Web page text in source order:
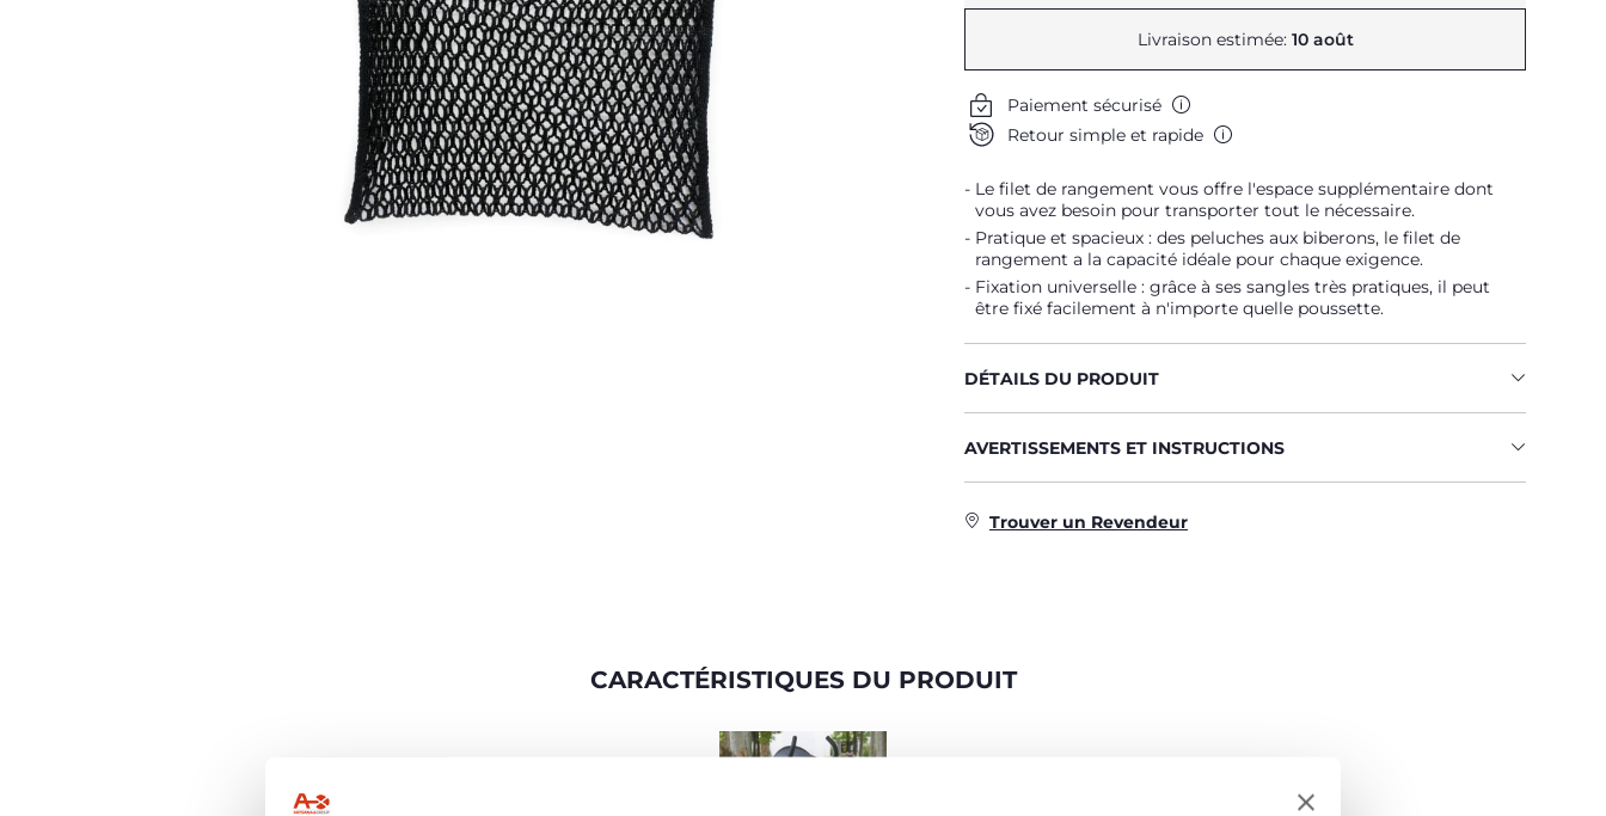
Livraison estimée: 10 août
Paiement sécurisé
Retour simple et rapide
Le filet de rangement vous offre l'espace supplémentaire dont
vous avez besoin pour transporter tout le nécessaire.
Pratique et spacieux : des peluches aux biberons, le filet de
rangement a la capacité idéale pour chaque exigence.
Fixation universelle : grâce à ses sangles très pratiques, il peut
être fixé facilement à n'importe quelle poussette.
DÉTAILS DU PRODUIT
AVERTISSEMENTS ET INSTRUCTIONS
Trouver un Revendeur
CARACTÉRISTIQUES DU PRODUIT